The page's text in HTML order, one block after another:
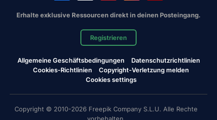
Erhalte exklusive Ressourcen direkt in deinen Posteingang.
Registrieren
Allgemeine Geschäftsbedingungen
Datenschutzrichtlinien
Cookies-Richtlinien
Copyright-Verletzung melden
Cookies settings
Copyright © 2010-2026 Freepik Company S.L.U. Alle Rechte